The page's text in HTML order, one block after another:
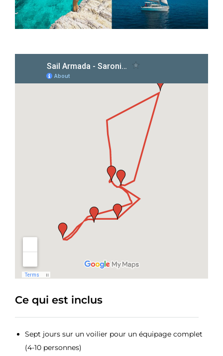
Ce qui est inclus
Sept jours sur un voilier pour un équipage complet
(4-10 personnes)